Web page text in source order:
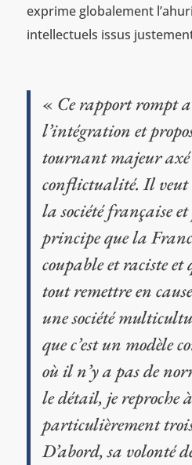
exprime globalement
intellectuels issus
« Ce rapport rompt
l’intégration et
tournant majeur
conflictualité. Il veut
la société française
principe que la
coupable et raciste et
tout remettre en
une société
que c’est un modèle
où il n’y a pas de
le détail, je reproche
particulièrement
D’abord, sa volonté